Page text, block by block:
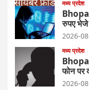
मध्य प्रदेश
रुपए भेजे
2026-
मध्य प्रदेश
फोन पर
2026-